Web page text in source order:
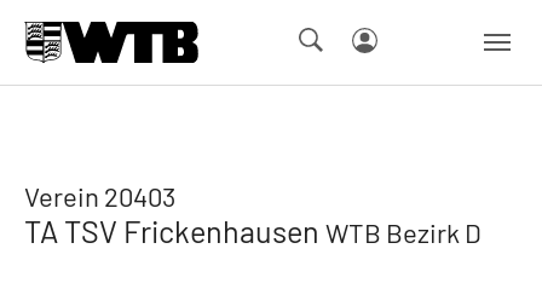
Verein 20403
TA TSV Frickenhausen WTB Bezirk D